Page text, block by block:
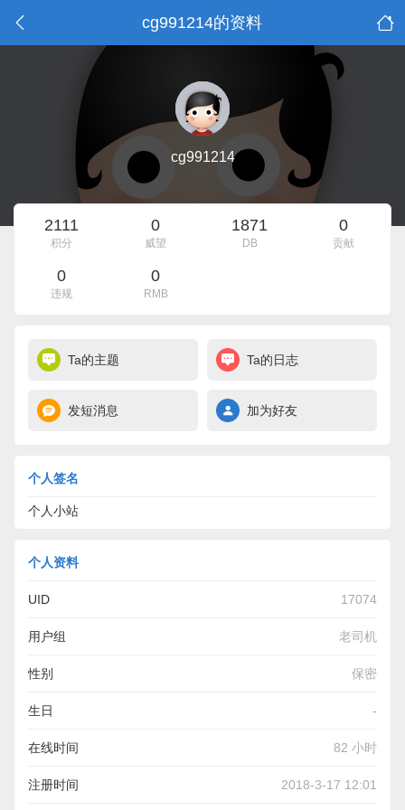
cg991214的资料
cg991214
2111
积分
0
威望
1871
DB
0
贡献
0
违规
0
RMB
Ta的主题 Ta的日志
发短消息 加为好友
个人签名
个人小站
个人资料
UID 17074
用户组 老司机
性别 保密
生日 -
在线时间 82 小时
注册时间 2018-3-17 12:01